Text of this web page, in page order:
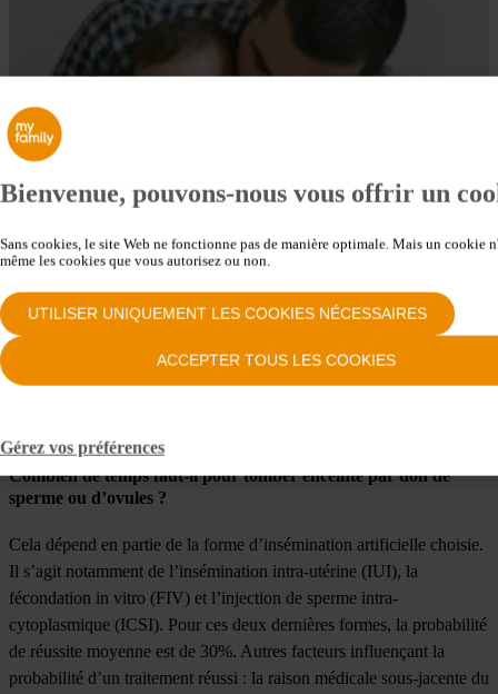
Bienvenue, pouvons-nous vous offrir un
Sans cookies, le site Web ne fonctionne pas de manière optimale. Mais un cookie
même les cookies que vous autorisez ou non.
UTILISER UNIQUEMENT LES COOKIES NÉCESSAIRES
ACCEPTER TOUS LES COOKIES
Gérez vos préférences
Combien de temps faut-il pour tomber enceinte par don de
sperme ou d’ovules ?
Cela dépend en partie de la forme d’insémination artificielle choisie.
Il s’agit notamment de l’insémination intra-utérine (IUI), la
fécondation in vitro (FIV) et l’injection de sperme intra-
cytoplasmique (ICSI). Pour ces deux dernières formes, la probabilité
de réussite moyenne est de 30%. Autres facteurs influençant la
probabilité d’un traitement réussi : la raison médicale sous-jacente du